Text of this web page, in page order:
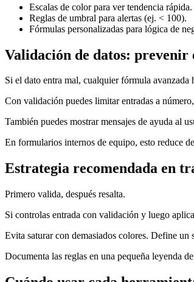
Escalas de color para ver tendencia rápida.
Reglas de umbral para alertas (ej. < 100).
Fórmulas personalizadas para lógica de
Validación de datos: prevenir
Si el dato entra mal, cualquier fórmula avanzada
Con validación puedes limitar entradas a
También puedes mostrar mensajes de ayuda al
En formularios internos de equipo, esto reduce
Estrategia recomendada en
Primero valida, después resalta.
Si controlas entrada con validación y luego
Evita saturar con demasiados colores. Define
Documenta las reglas en una pequeña leyenda